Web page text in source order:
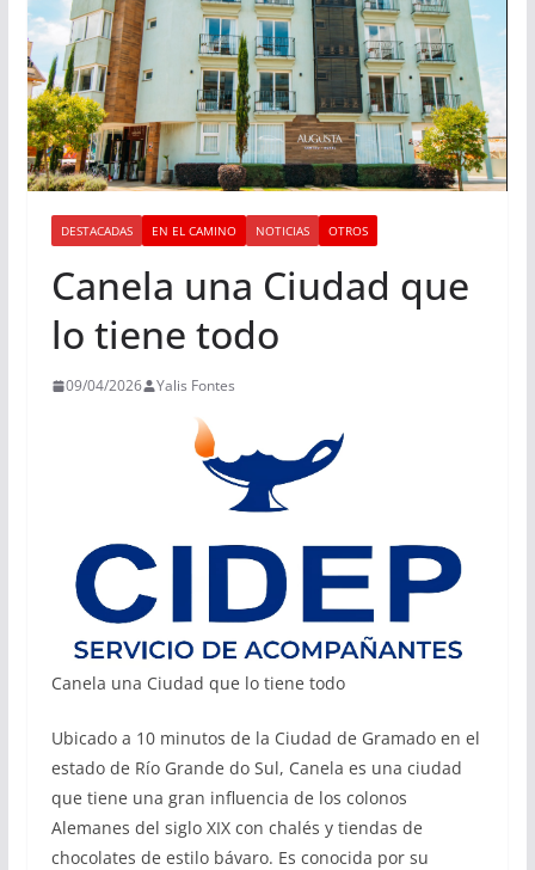
DESTACADAS EN EL CAMINO NOTICIAS OTROS
Canela una Ciudad que
lo tiene todo
09/04/2026 Yalis Fontes
Canela una Ciudad que lo tiene todo
Ubicado a 10 minutos de la Ciudad de Gramado en el
estado de Río Grande do Sul, Canela es una ciudad
que tiene una gran influencia de los colonos
Alemanes del siglo XIX con chalés y tiendas de
chocolates de estilo bávaro. Es conocida por su